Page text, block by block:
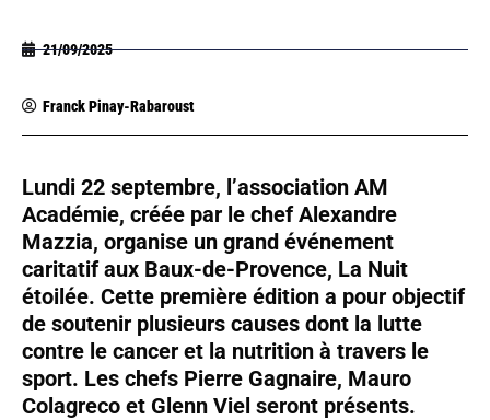
21/09/2025
Franck Pinay-Rabaroust
Lundi 22 septembre, l’association AM
Académie, créée par le chef Alexandre
Mazzia, organise un grand événement
caritatif aux Baux-de-Provence, La Nuit
étoilée. Cette première édition a pour objectif
de soutenir plusieurs causes dont la lutte
contre le cancer et la nutrition à travers le
sport. Les chefs Pierre Gagnaire, Mauro
Colagreco et Glenn Viel seront présents.